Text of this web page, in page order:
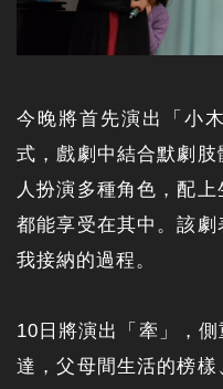
今晚將首先演出「小
式，戲劇中結合默劇
人扮演多種角色，配
都能享受在其中。該
我接納的過程。
10日將演出「牽」，
達，父母間生活的榜